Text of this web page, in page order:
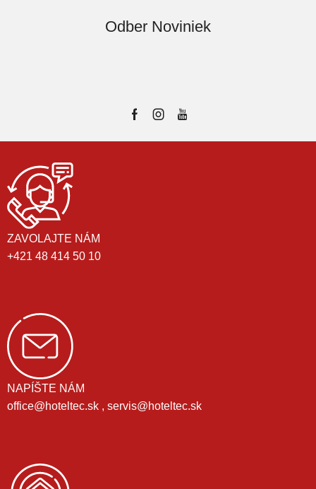
Odber Noviniek
ZAVOLAJTE NÁM
+421 48 414 50 10
NAPÍŠTE NÁM
office@hoteltec.sk , servis@hoteltec.sk